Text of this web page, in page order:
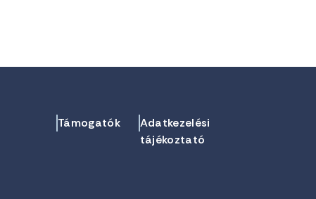
Támogatók
Adatkezelési
tájékoztató